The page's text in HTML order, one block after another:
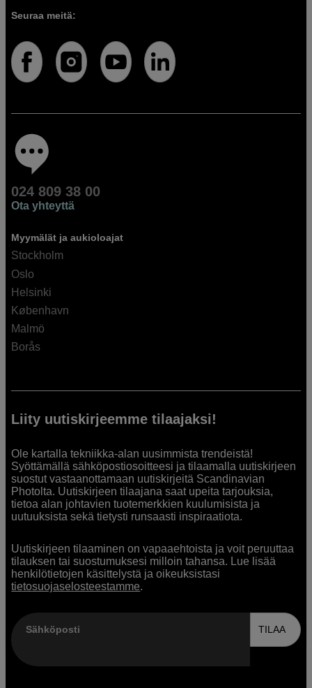
Seuraa meitä:
024 809 38 00
Ota yhteyttä
Myymälät ja aukioloajat
Stockholm
Oslo
Helsinki
København
Malmö
Borås
Liity uutiskirjeemme tilaajaksi!
Ole kartalla tekniikka-alan uusimmista trendeistä!
Syöttämällä sähköpostiosoitteesi ja tilaamalla uutiskirjeen
suostut vastaanottamaan uutiskirjeitä Scandinavian
Photolta. Uutiskirjeen tilaajana saat upeita tarjouksia,
tietoa alan johtavien tuotemerkkien kuulumisista ja
uutuuksista sekä tietysti runsaasti inspiraatiota.
Uutiskirjeen tilaaminen on vapaaehtoista ja voit peruuttaa
tilauksen tai suostumuksesi milloin tahansa. Lue lisää
henkilötietojen käsittelystä ja oikeuksistasi
tietosuojaselosteestamme.
Sähköposti TILAA